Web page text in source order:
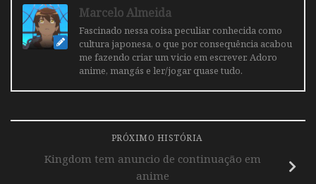
Marcelo Almeida
Fascinado nessa coisa peculiar conhecida como
cultura japonesa, o que por consequência acabou
me fazendo criar um vicio em escrever. Adoro
anime, mangás e ler/jogar quase tudo.
PRÓXIMO HISTÓRIA
Kingdom tem anuncio de continuação em
anime